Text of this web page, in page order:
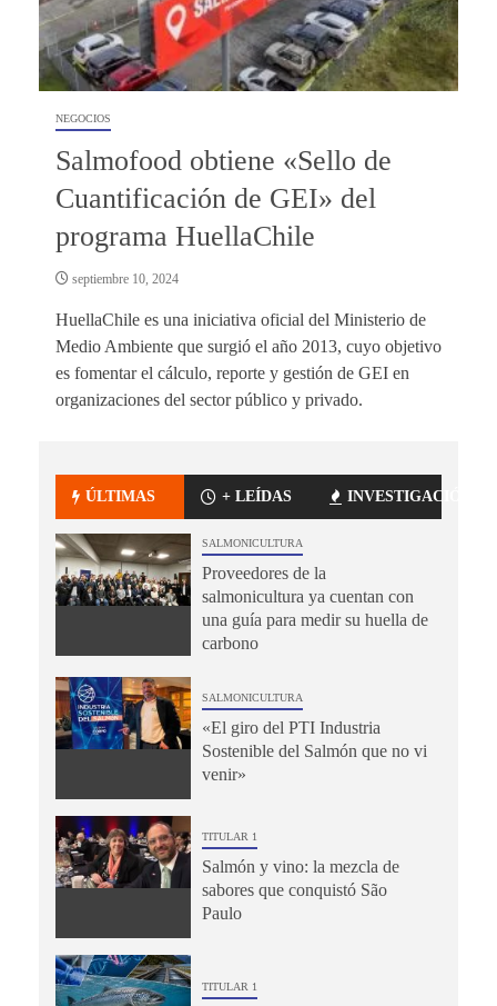
NEGOCIOS
Salmofood obtiene «Sello de
Cuantificación de GEI» del
programa HuellaChile
septiembre 10, 2024
HuellaChile es una iniciativa oficial del Ministerio de
Medio Ambiente que surgió el año 2013, cuyo objetivo
es fomentar el cálculo, reporte y gestión de GEI en
organizaciones del sector público y privado.
ÚLTIMAS + LEÍDAS INVESTIGACIÓN
SALMONICULTURA
Proveedores de la
salmonicultura ya cuentan con
una guía para medir su huella de
carbono
SALMONICULTURA
«El giro del PTI Industria
Sostenible del Salmón que no vi
venir»
TITULAR 1
Salmón y vino: la mezcla de
sabores que conquistó São
Paulo
TITULAR 1